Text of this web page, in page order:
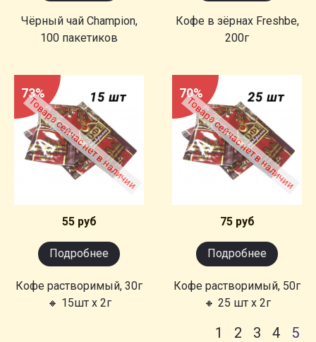
Чёрный чай Champion,
100 пакетиков
Кофе в зёрнах Freshbe,
200г
73%
Товара сейчас нет в наличии
55 руб
Подробнее
Кофе растворимый, 30г
🔸 15шт х 2г
70%
Товара сейчас нет в наличии
75 руб
Подробнее
Кофе растворимый, 50г
🔸 25 шт х 2г
1 2 3 4 5